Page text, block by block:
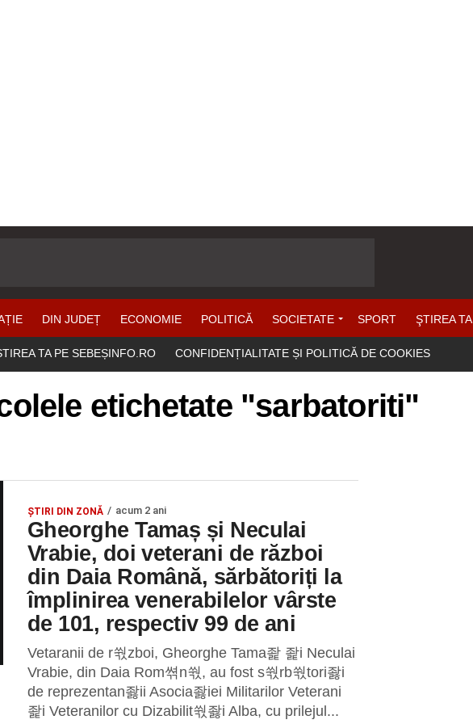
DIN JUDEȚ ECONOMIE POLITICĂ SOCIETATE SPORT ŞTIREA TA
TA PE SEBEȘINFO.RO CONFIDENȚIALITATE ȘI POLITICĂ DE COOKIES
etichetate "sarbatoriti"
ȘTIRI DIN ZONĂ acum 2 ani
Gheorghe Tamaș și Neculai
Vrabie, doi veterani de război
din Daia Română, sărbătoriți la
împlinirea venerabilelor vârste
de 101, respectiv 99 de ani
Vetaranii de r쒃zboi, Gheorghe Tama좙 좙i Neculai
Vrabie, din Daia Rom쎢n쒃, au fost s쒃rb쒃tori좛i
de reprezentan좛ii Asocia좛iei Militarilor Veterani
좙i Veteranilor cu Dizabilit쒃좛i Alba, cu prilejul...